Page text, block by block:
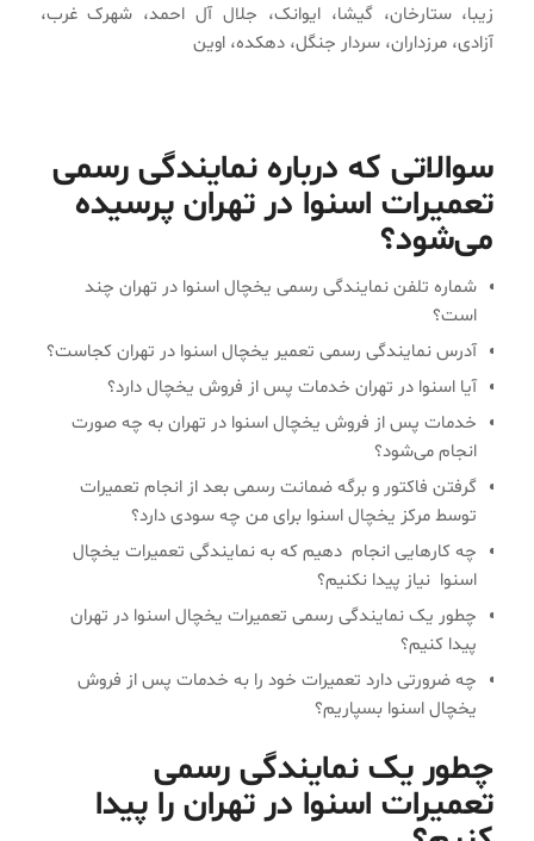
زیبا، ستارخان، گیشا، ایوانک، جلال آل احمد، شهرک غرب،
آزادی، مرزداران، سردار جنگل، دهکده، اوین
سوالاتی که درباره نمایندگی رسمی
تعمیرات اسنوا در تهران پرسیده
می‌شود؟
شماره تلفن نمایندگی رسمی یخچال اسنوا در تهران چند
است؟
آدرس نمایندگی رسمی تعمیر یخچال اسنوا در تهران کجاست؟
آیا اسنوا در تهران خدمات پس از فروش یخچال دارد؟
خدمات پس از فروش یخچال اسنوا در تهران به چه صورت
انجام می‌شود؟
گرفتن فاکتور و برگه ضمانت رسمی بعد از انجام تعمیرات
توسط مرکز یخچال اسنوا برای من چه سودی دارد؟
چه کارهایی انجام دهیم که به نمایندگی تعمیرات یخچال
اسنوا نیاز پیدا نکنیم؟
چطور یک نمایندگی رسمی تعمیرات یخچال اسنوا در تهران
پیدا کنیم؟
چه ضرورتی دارد تعمیرات خود را به خدمات پس از فروش
یخچال اسنوا بسپاریم؟
چطور یک نمایندگی رسمی
تعمیرات اسنوا در تهران را پیدا